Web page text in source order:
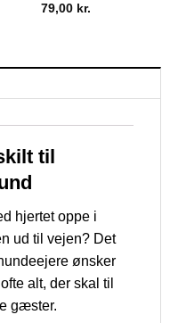
79,00 kr.
til
hjertet oppe i
ud til vejen? Det
ønsker
alt, der skal til
gæster.